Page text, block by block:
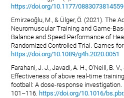
https://doi.org/10.1177/
Emirzeoğlu, M., & Ülger, Ö. (2021). The
Neuromuscular Training and Game-
Balance and Speed Performance of
Randomized Controlled Trial. Games
https://doi.org/10.1089/g4h.2020.0051
Farahani, J. J., Javadi, A. H., O'Neill, B.
Effectiveness of above real-time
football: A dose-response investigation.
101–116. https://doi.org/10.1016/